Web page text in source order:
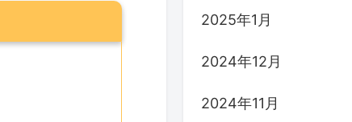
2025年1月
2024年12月
2024年11月